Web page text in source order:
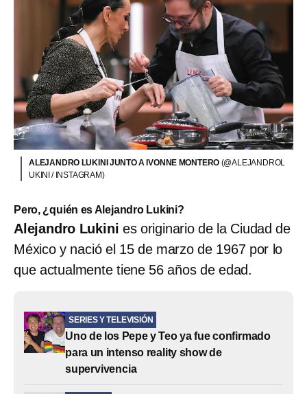
ALEJANDRO LUKINI JUNTO A IVONNE MONTERO (@ALEJANDROL
UKINI / INSTAGRAM)
Pero, ¿quién es Alejandro Lukini?
Alejandro Lukini es originario de la Ciudad de
México y nació el 15 de marzo de 1967 por lo
que actualmente tiene 56 años de edad.
SERIES Y TELEVISIÓN
Uno de los Pepe y Teo ya fue confirmado
para un intenso reality show de
supervivencia